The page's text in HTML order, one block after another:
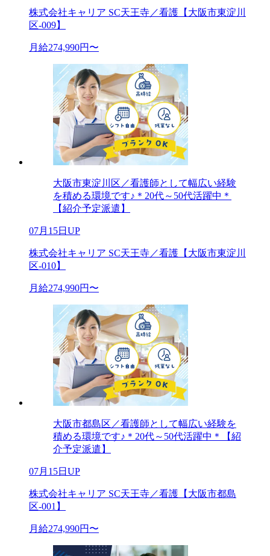
株式会社キャリア SC天王寺／看護【大阪市東淀川
区-009】
月給274,990円〜
大阪市東淀川区／看護師として幅広い経験
を積める環境です♪＊20代～50代活躍中＊
【紹介予定派遣】
07月15日UP
株式会社キャリア SC天王寺／看護【大阪市東淀川
区-010】
月給274,990円〜
大阪市都島区／看護師として幅広い経験を
積める環境です♪＊20代～50代活躍中＊【紹
介予定派遣】
07月15日UP
株式会社キャリア SC天王寺／看護【大阪市都島
区-001】
月給274,990円〜